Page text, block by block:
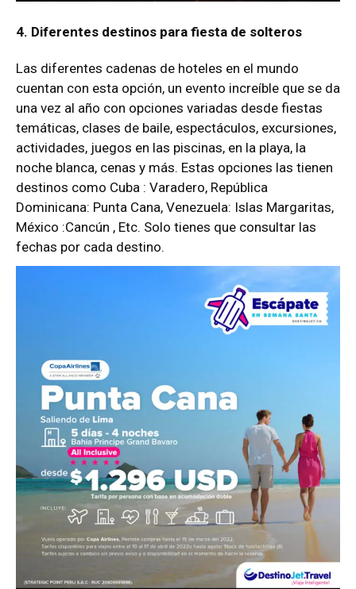
4. Diferentes destinos para fiesta de solteros
Las diferentes cadenas de hoteles en el mundo
cuentan con esta opción, un evento increíble que se da
una vez al año con opciones variadas desde fiestas
temáticas, clases de baile, espectáculos, excursiones,
actividades, juegos en las piscinas, en la playa, la
noche blanca, cenas y más. Estas opciones las tienen
destinos como Cuba : Varadero, República
Dominicana: Punta Cana, Venezuela: Islas Margaritas,
México :Cancún , Etc. Solo tienes que consultar las
fechas por cada destino.